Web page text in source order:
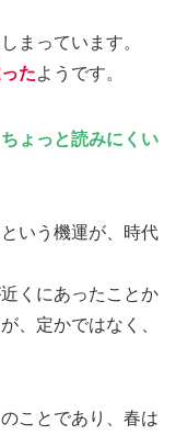
まっています。
たようです。
ちょっと読みにくい
いう機運が、時代
くにあったことか
、定かではなく、
のことであり、春は